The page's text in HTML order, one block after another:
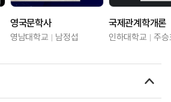
영국문학사
영남대학교 남정섭
국제관계학개론
인하대학교 주